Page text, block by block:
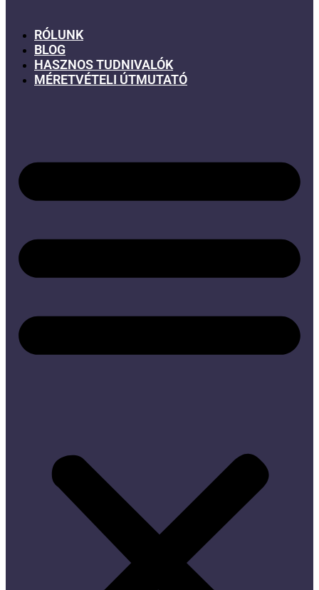
RÓLUNK
BLOG
HASZNOS TUDNIVALÓK
MÉRETVÉTELI ÚTMUTATÓ